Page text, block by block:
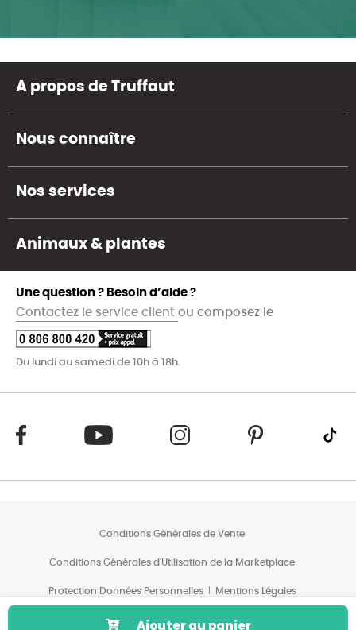
Ajouter au panier
A propos de Truffaut
Nous connaître
Nos services
Animaux & plantes
Une question ? Besoin d’aide ?
Contactez le service client ou composez le
Du lundi au samedi de 10h à 18h.
Conditions Générales de Vente
Conditions Générales d'Utilisation de la Marketplace
Protection Données Personnelles Mentions Légales
Conditions des Offres*